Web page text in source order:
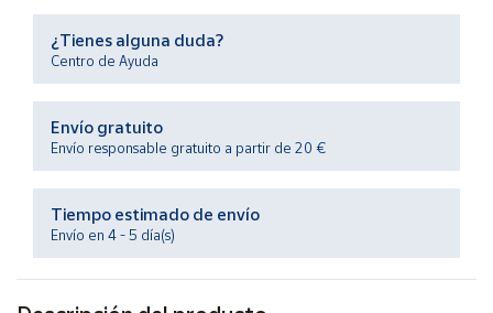
Productos
Solidarios
Ayuda
Centro
Contacto
Vendedores
¿Tienes alguna duda?
Centro de Ayuda
Envío gratuito
Envío responsable gratuito a partir de 20 €
Tiempo estimado de envío
Envío en 4 - 5 día(s)